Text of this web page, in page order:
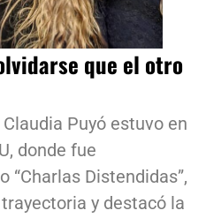
que el otro
Puyó estuvo en
donde fue
“Charlas Distendidas”,
y destacó la